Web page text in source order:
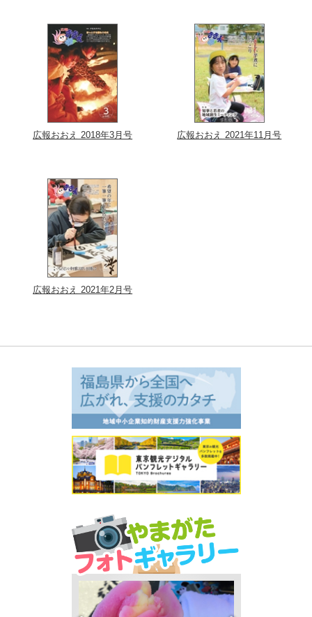
広報おおえ 2018年3月号 広報おおえ 2021年11月号
広報おおえ 2021年2月号